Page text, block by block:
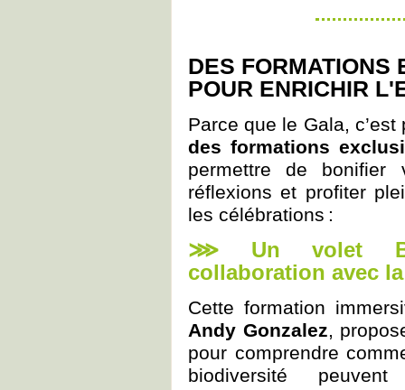
DES FORMATIONS
POUR ENRICHIR
Parce que le Gala,
des formations
permettre de bonifier
réflexions et profiter
les célébrations :
⋙ Un volet
collaboration avec
Cette formation
Andy Gonzalez,
pour comprendre
biodiversité